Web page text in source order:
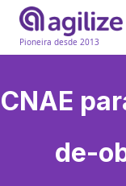
Pioneira desde 2013
CNAE
de-